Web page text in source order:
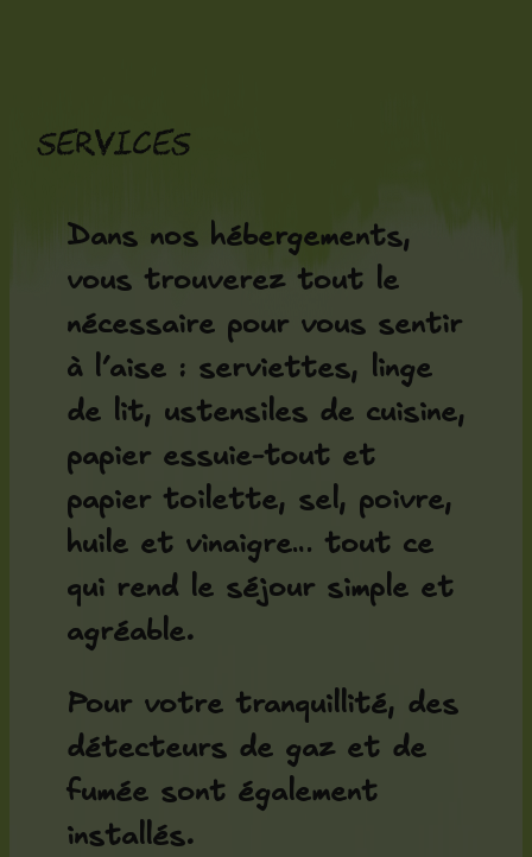
Services
Dans nos hébergements,
vous trouverez tout le
nécessaire pour vous sentir
à l’aise : serviettes, linge
de lit, ustensiles de cuisine,
papier essuie-tout et
papier toilette, sel, poivre,
huile et vinaigre… tout ce
qui rend le séjour simple et
agréable.
Pour votre tranquillité, des
détecteurs de gaz et de
fumée sont également
installés.